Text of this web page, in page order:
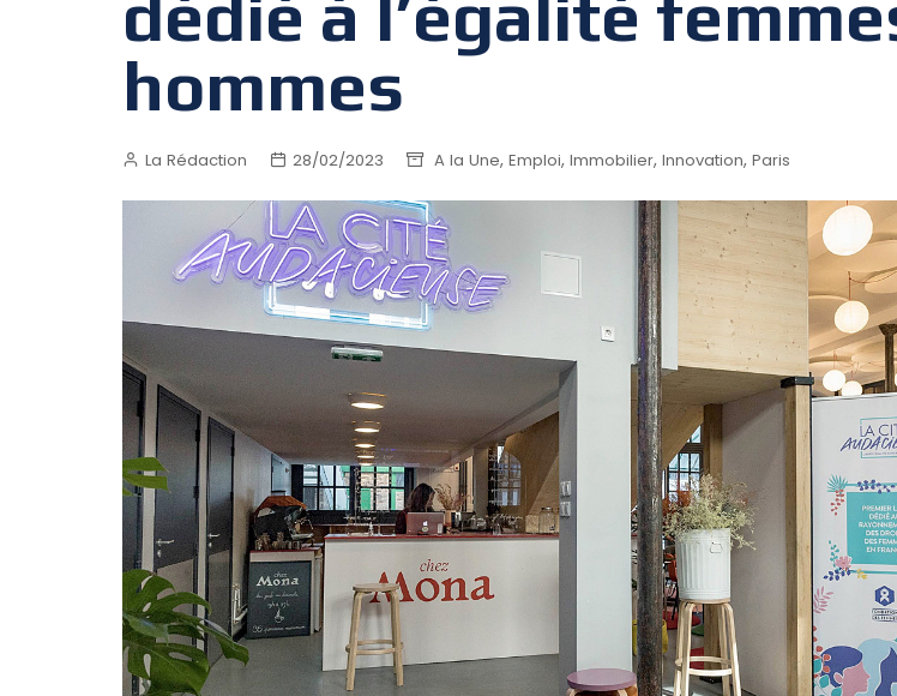
hommes
La Rédaction 28/02/2023 A la Une, Emploi, Immobilier, Innovation, Paris